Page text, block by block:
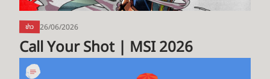
ข่าว 26/06/2026
Call Your Shot | MSI 2026
เรา